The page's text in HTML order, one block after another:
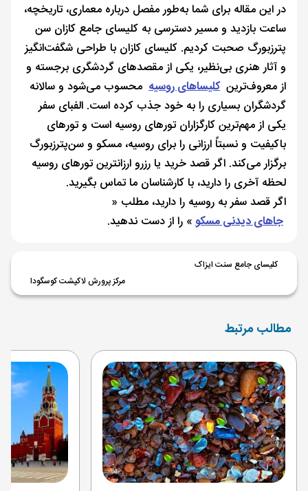
در این مقاله برای شما به‌طور مفصل درباره معماری، تاریخچه،
ساعت بازدید و مسیر دسترسی به کلیسای جامع کازان سن
پترزبورگ صحبت کردیم. کلیسای کازان با طراحی شگفت‌انگیز
و آثار هنری بی‌نظیر، یکی از مقصدهای گردشگری برجسته و
از معروف‌ترین کلیساهای روسیه محسوب می‌شود و سالانه
گردشگران بسیاری را به خود جذب کرده است. الفبای سفر
یکی از مهم‌ترین کارگزاران تورهای روسیه است و تورهای
باکیفیت و نسبتاً ارزانی را برای روسیه، مسکو و سن‌پترزبورگ
برگزار می‌کند. اگر قصد خرید یا رزرو ارزانترین تورهای روسیه
لحظه آخری را دارید، با کارشناسان ما تماس بگیرید.
اگر قصد سفر به روسیه را دارید، مطلب «
جاهای دیدنی مسکو» را از دست ندهید.
کلیسای جامع سنت ایزاک
مرکز پرورش لاکپشت کوسگودا
مطالب مرتبط